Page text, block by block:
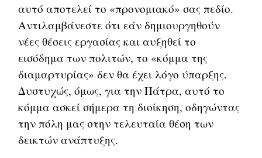
αυτό αποτελεί το «προνομιακό» σας πεδίο.
Αντιλαμβάνεστε ότι εάν δημιουργηθούν
νέες θέσεις εργασίας και αυξηθεί το
εισόδημα των πολιτών, το «κόμμα της
διαμαρτυρίας» δεν θα έχει λόγο ύπαρξης.
Δυστυχώς, όμως, για την Πάτρα, αυτό το
κόμμα ασκεί σήμερα τη διοίκηση, οδηγώντας
την πόλη μας στην τελευταία θέση των
δεικτών ανάπτυξης.